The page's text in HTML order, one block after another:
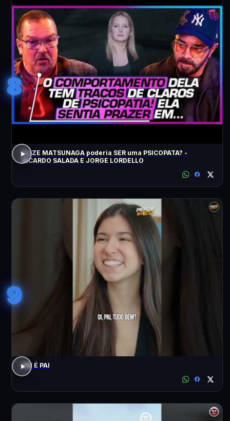
8
ELIZE MATSUNAGA poderia SER uma PSICOPATA? -
RICARDO SALADA E JORGE LORDELLO
9
PAI É PAI